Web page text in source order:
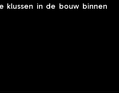
klussen in de bouw binnen